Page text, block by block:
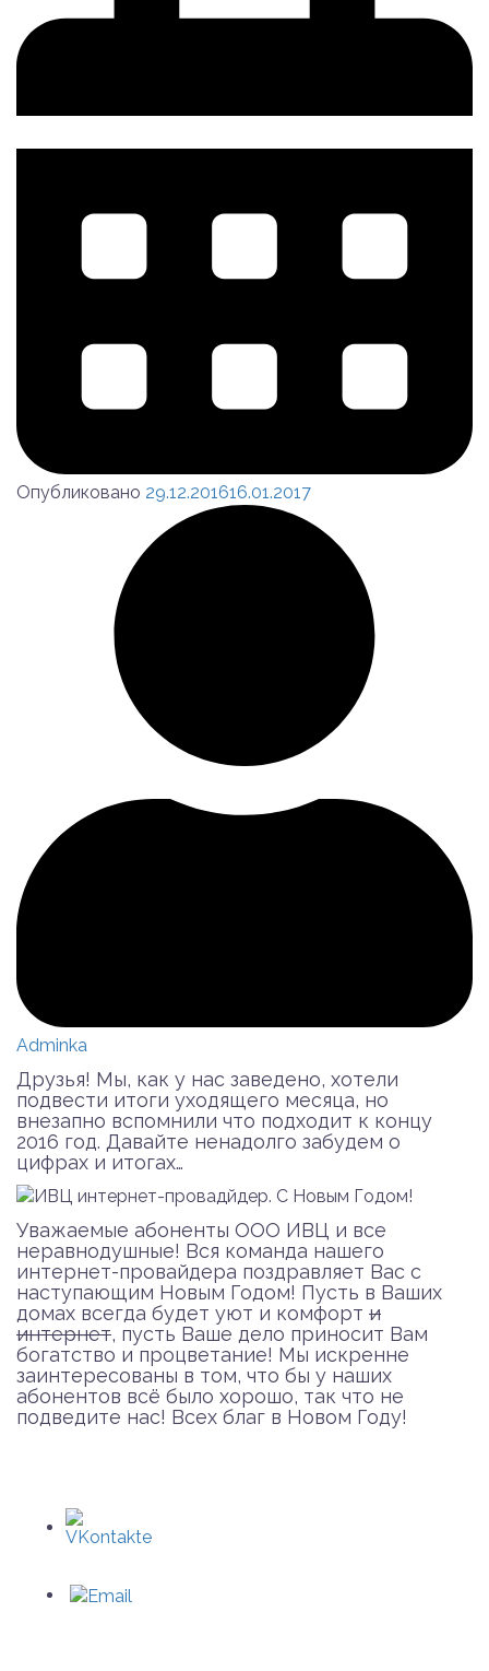
Опубликовано 29.12.201616.01.2017
Adminka
Друзья! Мы, как у нас заведено, хотели
подвести итоги уходящего месяца, но
внезапно вспомнили что подходит к концу
2016 год. Давайте ненадолго забудем о
цифрах и итогах…
Уважаемые абоненты ООО ИВЦ и все
неравнодушные! Вся команда нашего
интернет-провайдера поздравляет Вас с
наступающим Новым Годом! Пусть в Ваших
домах всегда будет уют и комфорт и
интернет, пусть Ваше дело приносит Вам
богатство и процветание! Мы искренне
заинтересованы в том, что бы у наших
абонентов всё было хорошо, так что не
подведите нас! Всех благ в Новом Году!